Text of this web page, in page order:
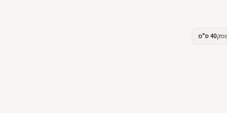
40 ס"מ